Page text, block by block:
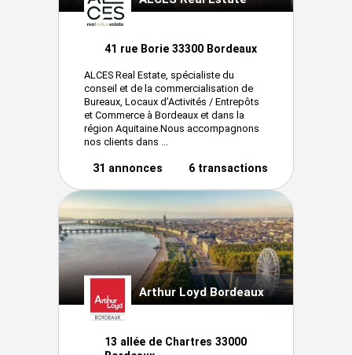
41 rue Borie 33300 Bordeaux
ALCES Real Estate, spécialiste du
conseil et de la commercialisation de
Bureaux, Locaux d’Activités / Entrepôts
et Commerce à Bordeaux et dans la
région Aquitaine.Nous accompagnons
nos clients dans ...
31 annonces 6 transactions
Arthur Loyd Bordeaux
13 allée de Chartres 33000